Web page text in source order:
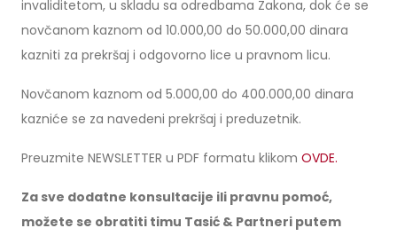
invaliditetom, u skladu sa odredbama Zakona, dok će se
novčanom kaznom od 10.000,00 do 50.000,00 dinara
kazniti za prekršaj i odgovorno lice u pravnom licu.
Novčanom kaznom od 5.000,00 do 400.000,00 dinara
kazniće se za navedeni prekršaj i preduzetnik.
Preuzmite NEWSLETTER u PDF formatu klikom OVDE.
Za sve dodatne konsultacije ili pravnu pomoć,
možete se obratiti timu Tasić & Partneri putem